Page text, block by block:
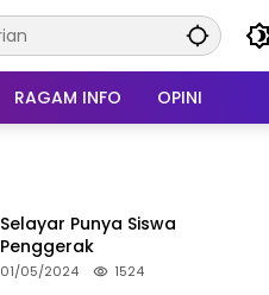
RAGAM INFO OPINI
Selayar Punya Siswa
Penggerak
01/05/2024 1524